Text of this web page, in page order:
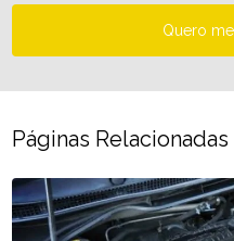
Quero
Páginas Relacionadas